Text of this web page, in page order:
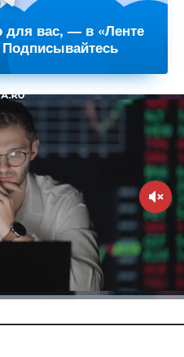
для вас, — в «Ленте